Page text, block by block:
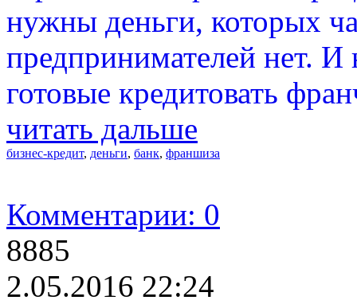
нужны деньги, которых
предпринимателей нет.
готовые кредитовать
читать дальше
бизнес-кредит, деньги, банк, франшиза
Комментарии: 0
8885
2.05.2016 22:24